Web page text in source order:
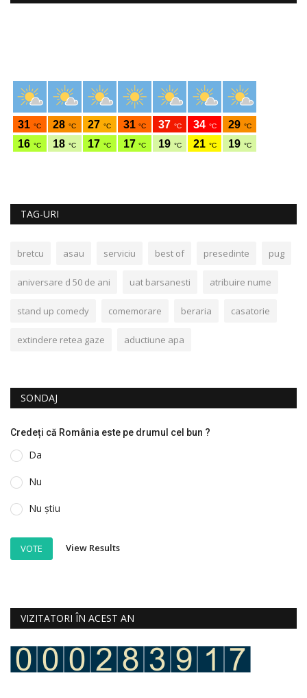
TAG-URI
bretcu asau serviciu best of presedinte pug
aniversare d 50 de ani uat barsanesti atribuire nume
stand up comedy comemorare beraria casatorie
extindere retea gaze aductiune apa
SONDAJ
Credeți că România este pe drumul cel bun ?
Da
Nu
Nu știu
VOTE View Results
VIZITATORI ÎN ACEST AN